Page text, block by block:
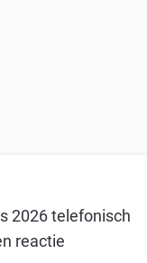
2026 telefonisch
reactie